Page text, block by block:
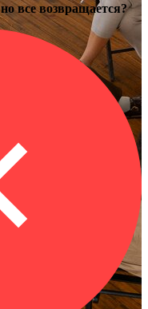
но все возвращается?